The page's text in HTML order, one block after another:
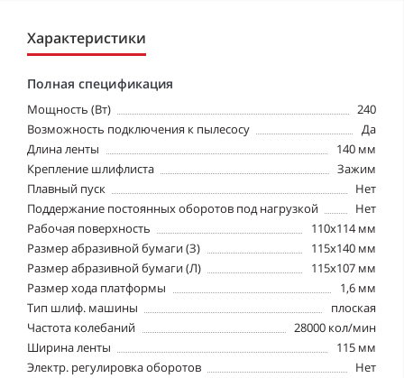
Характеристики
Полная спецификация
Мощность (Вт)
240
Возможность подключения к пылесосу
Да
Длина ленты
140 мм
Крепление шлифлиста
Зажим
Плавный пуск
Нет
Поддержание постоянных оборотов под нагрузкой
Нет
Рабочая поверхность
110х114 мм
Размер абразивной бумаги (З)
115х140 мм
Размер абразивной бумаги (Л)
115х107 мм
Размер хода платформы
1,6 мм
Тип шлиф. машины
плоская
Частота колебаний
28000 кол/мин
Ширина ленты
115 мм
Электр. регулировка оборотов
Нет